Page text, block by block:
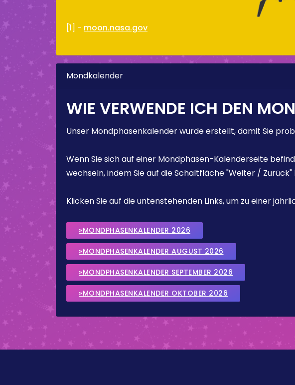
[1] - moon.nasa.gov
Mondkalender
WIE VERWENDE ICH DEN
Unser Mondphasenkalender wurde erstellt, damit Sie
Wenn Sie sich auf einer Mondphasen-Kalenderseite
wechseln, indem Sie auf die Schaltfläche "Weiter /
Klicken Sie auf die untenstehenden Links, um zu einer
»MONDPHASENKALENDER 2026
»MONDPHASENKALENDER AUGUST 2026
»MONDPHASENKALENDER SEPTEMBER 2026
»MONDPHASENKALENDER OKTOBER 2026